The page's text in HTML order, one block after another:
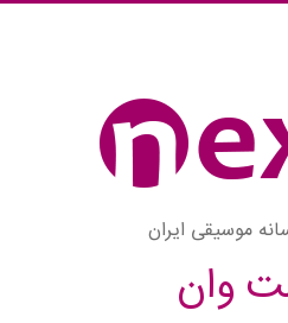
موسیقی ایران
وان